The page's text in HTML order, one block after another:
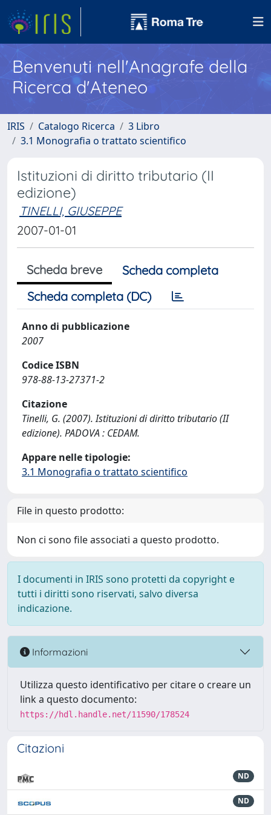
Benvenuti nell'Anagrafe della
Ricerca d'Ateneo
IRIS Catalogo Ricerca
3 Libro
3.1 Monografia o trattato scientifico
Istituzioni di diritto tributario (II
edizione)
TINELLI, GIUSEPPE
2007-01-01
Scheda breve
Scheda completa
Scheda completa (DC)
Anno di pubblicazione
2007
Codice ISBN
978-88-13-27371-2
Citazione
Tinelli, G. (2007). Istituzioni di diritto tributario (II
edizione). PADOVA : CEDAM.
Appare nelle tipologie:
3.1 Monografia o trattato scientifico
File in questo prodotto:
Non ci sono file associati a questo prodotto.
I documenti in IRIS sono protetti da copyright e
tutti i diritti sono riservati, salvo diversa
indicazione.
Informazioni
Utilizza questo identificativo per citare o creare un
link a questo documento:
https://hdl.handle.net/11590/178524
Citazioni
ND
ND